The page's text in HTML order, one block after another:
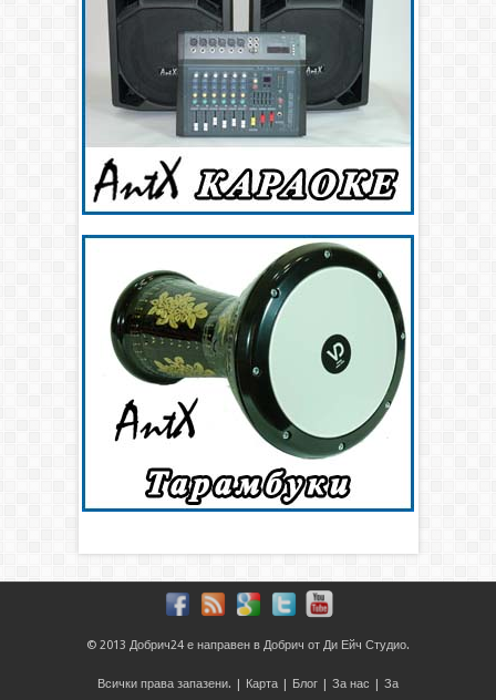
© 2013 Добрич24 е направен в Добрич от Ди Ейч Студио.
Всички права запазени. | Карта Блог За нас За